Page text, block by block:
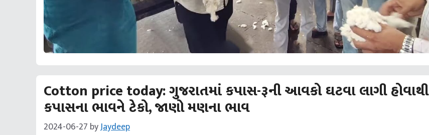
Cotton price today: ગુજરાતમાં કપાસ-રૂની આવકો ઘટવા લાગી હોવાથી
કપાસના ભાવને ટેકો, જાણો મણના ભાવ
2024-06-27 byJaydeep